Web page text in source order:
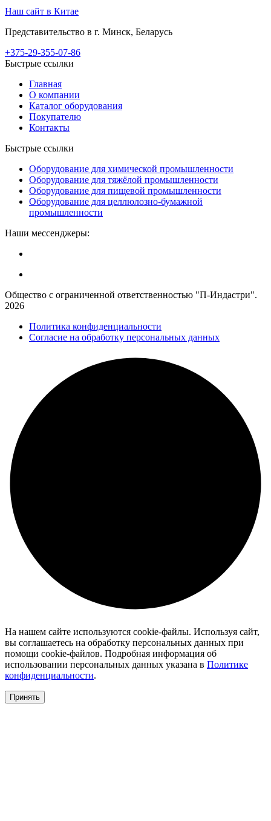
Наш сайт в Китае
Представительство в г. Минск, Беларусь
+375-29-355-07-86
Быстрые ссылки
Главная
О компании
Каталог оборудования
Покупателю
Контакты
Быстрые ссылки
Оборудование для химической промышленности
Оборудование для тяжёлой промышленности
Оборудование для пищевой промышленности
Оборудование для целлюлозно-бумажной
промышленности
Наши мессенджеры:
Общество с ограниченной ответственностью "П-Индастри".
2026
Политика конфиденциальности
Согласие на обработку персональных данных
На нашем сайте используются cookie-файлы. Используя сайт,
вы соглашаетесь на обработку персональных данных при
помощи cookie-файлов. Подробная информация об
использовании персональных данных указана в Политике
конфиденциальности.
Принять